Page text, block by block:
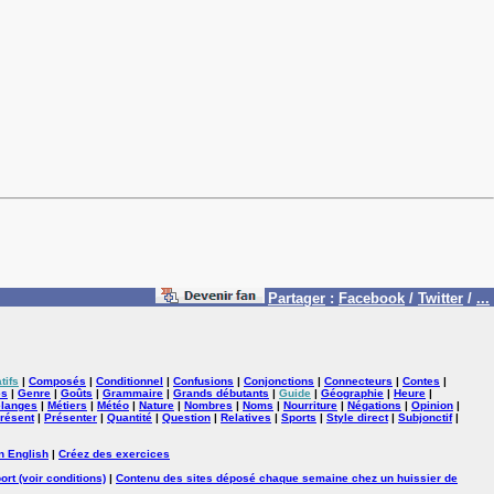
Partager : Facebook / Twitter / ...
| Composés | Conditionnel | Confusions | Conjonctions | Connecteurs | Contes |
| Genre | Goûts | Grammaire | Grands débutants | Guide | Géographie | Heure |
| Métiers | Météo | Nature | Nombres | Noms | Nourriture | Négations | Opinion |
| Présenter | Quantité | Question | Relatives | Sports | Style direct| Subjonctif|
English | Créez des exercices
(voir conditions) | Contenu des sites déposé chaque semaine chez un huissier de